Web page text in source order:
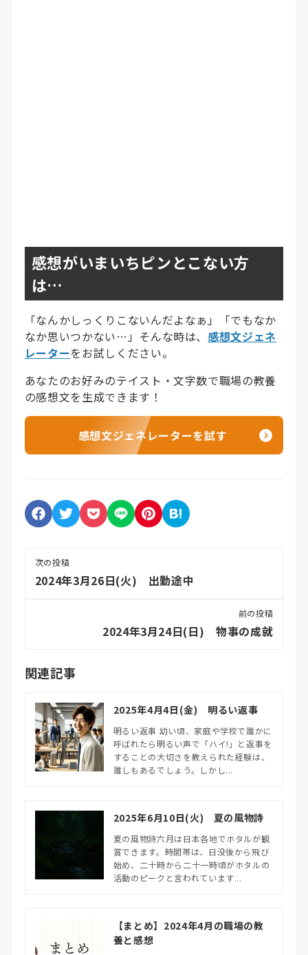
感想がいまいちピンとこない方
は…
「なんかしっくりこないんだよなぁ」「でもなか
なか思いつかない…」そんな時は、感想文ジェネ
レーターをお試しください。
あなたのお好みのテイスト・文字数で職場の教養
の感想文を生成できます！
感想文ジェネレーターを試す
次の投稿
2024年3月26日(火) 出勤途中
前の投稿
2024年3月24日(日) 物事の成就
関連記事
2025年4月4日(金) 明るい返事
明るい返事 幼い頃、家庭や学校で誰かに
呼ばれたら明るい声で「ハイ!」と返事を
することの大切さを教えられた経験は、
誰しもあるでしょう。しかし...
2025年6月10日(火) 夏の風物詩
夏の風物詩六月は日本各地でホタルが観
賞できます。時間帯は、日没後から飛び
始め、二十時から二十一時頃がホタルの
活動のピークと言われています...
【まとめ】2024年4月の職場の教
養と感想